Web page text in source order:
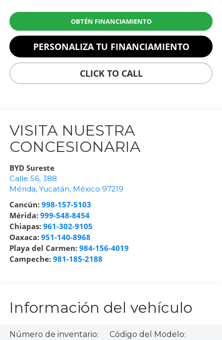
OBTÉN FINANCIAMIENTO
PERSONALIZA TU FINANCIAMIENTO
CLICK TO CALL
VISITA NUESTRA
CONCESIONARIA
BYD Sureste
Calle 56, 388
Mérida, Yucatán, México 97219
Cancún: 998-157-5103
Mérida: 999-548-8454
Chiapas: 961-302-9105
Oaxaca: 951-140-8968
Playa del Carmen: 984-156-4019
Campeche: 981-185-2188
Información del vehículo
Número de inventario:
Código del Modelo: